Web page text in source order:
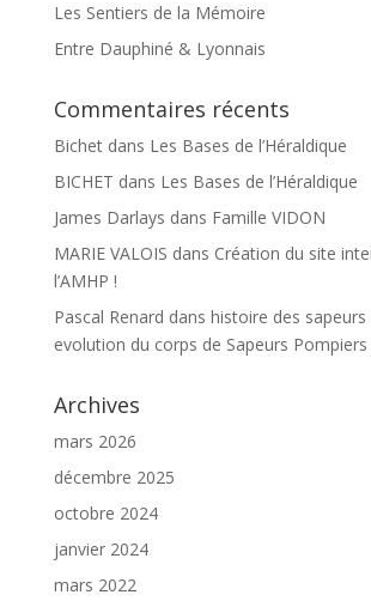
Les Sentiers de la Mémoire
Entre Dauphiné & Lyonnais
Commentaires récents
Bichetdans Les Bases de l’Héraldique
BICHET dans Les Bases de l’Héraldique
James Darlays dans Famille VIDON
MARIE VALOIS dans Création du site
l’AMHP !
Pascal Renard dans histoire des
evolution du corps de Sapeurs Pompiers
Archives
mars 2026
décembre 2025
octobre 2024
janvier 2024
mars 2022